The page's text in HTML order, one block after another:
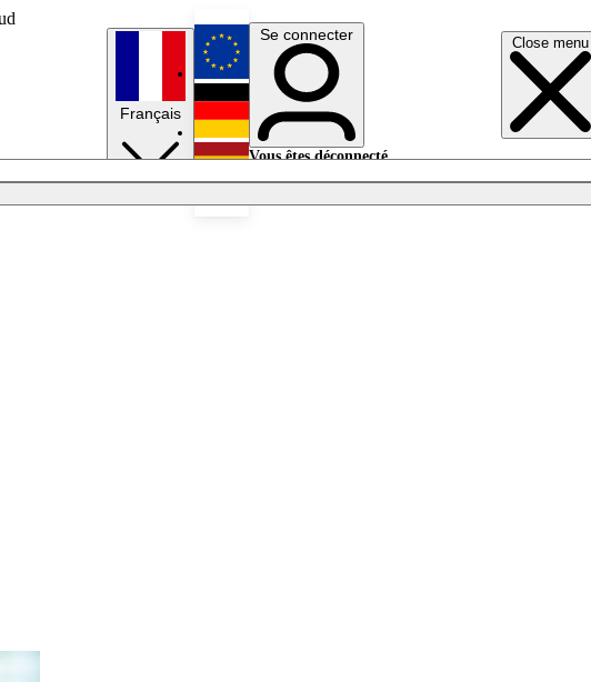
Close menu
Français
English
Deutsch
Se connecter
Vous êtes déconnecté.